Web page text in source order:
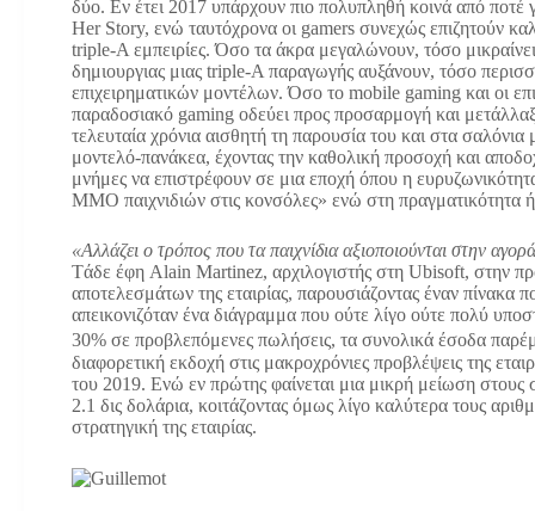
δύο. Εν έτει 2017 υπάρχουν πιο πολυπληθή κοινά από ποτέ
Her Story, ενώ ταυτόχρονα οι gamers συνεχώς επιζητούν
triple-A εμπειρίες. Όσο τα άκρα μεγαλώνουν, τόσο
δημιουργιας μιας triple-A παραγωγής αυξάνουν, τόσο
επιχειρηματικών μοντέλων. Όσο το mobile gaming και οι
παραδοσιακό gaming οδεύει προς προσαρμογή και
τελευταία χρόνια αισθητή τη παρουσία του και στα
μοντελό-πανάκεα, έχοντας την καθολική προσοχή και
μνήμες να επιστρέφουν σε μια εποχή όπου η
MMO παιχνιδιών στις κονσόλες» ενώ στη
«Αλλάζει ο τρόπος που τα παιχνίδια αξιοποιούνται στην
Tάδε έφη Alain Martinez, αρχιλογιστής στη Ubisoft, στην
αποτελεσμάτων της εταιρίας, παρουσιάζοντας έναν
απεικονιζόταν ένα διάγραμμα που ούτε λίγο ούτε πολύ
30% σε προβλεπόμενες πωλήσεις, τα συνολικά έσοδα
διαφορετική εκδοχή στις μακροχρόνιες προβλέψεις της
του 2019. Ενώ εν πρώτης φαίνεται μια μικρή μείωση
2.1 δις δολάρια, κοιτάζοντας όμως λίγο καλύτερα τους
στρατηγική της εταιρίας.